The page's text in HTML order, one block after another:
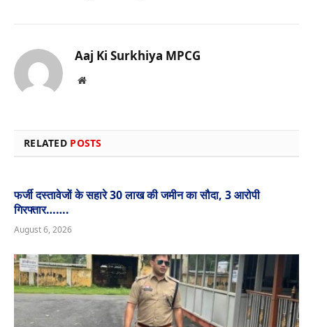
Aaj Ki Surkhiya MPCG
Website
RELATED POSTS
फर्जी दस्तावेजों के सहारे 30 लाख की जमीन का सौदा, 3 आरोपी
गिरफ्तार…….
August 6, 2026